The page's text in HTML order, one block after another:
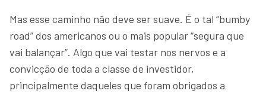
Mas esse caminho não deve ser suave. É o tal “bumby
road” dos americanos ou o mais popular “segura que
vai balançar”. Algo que vai testar nos nervos e a
convicção de toda a classe de investidor,
principalmente daqueles que foram obrigados a